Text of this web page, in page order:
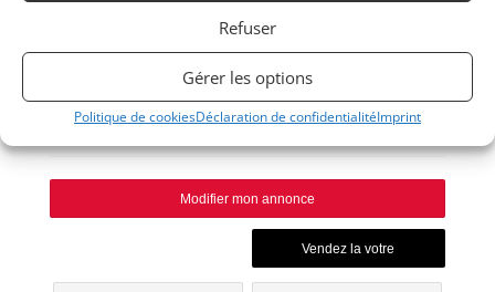
Refuser
Gérer les options
Politique de cookiesDéclaration de confidentialitéImprint
Modifier mon annonce